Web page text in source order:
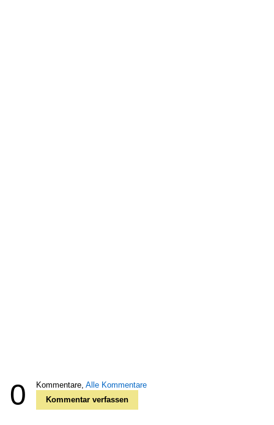
0 Kommentare, Alle Kommentare
Kommentar verfassen